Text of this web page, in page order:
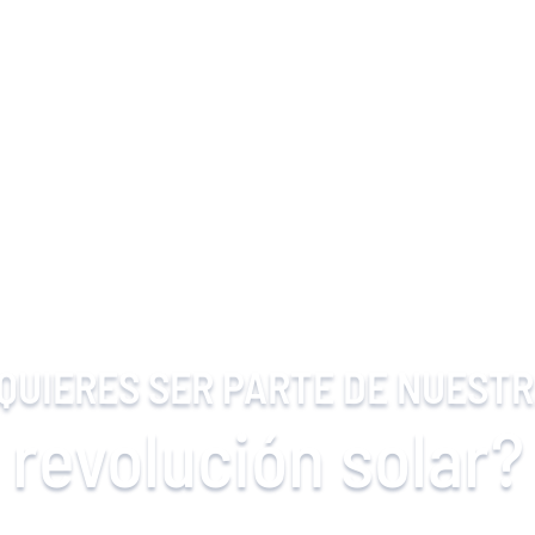
SER PARTE DE
revolución solar?